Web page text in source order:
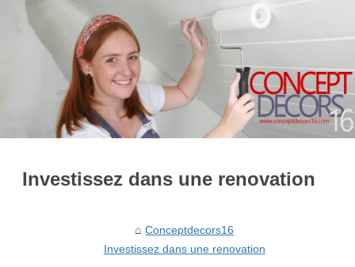
Investissez dans une renovation
Conceptdecors16
Investissez dans une renovation